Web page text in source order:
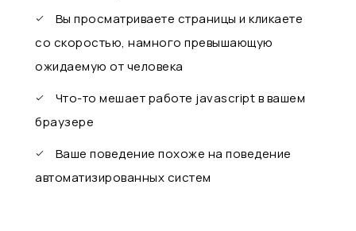
Вы просматриваете страницы и кликаете
со скоростью, намного превышающую
ожидаемую от человека
Что-то мешает работе javascript в вашем
браузере
Ваше поведение похоже на поведение
автоматизированных систем